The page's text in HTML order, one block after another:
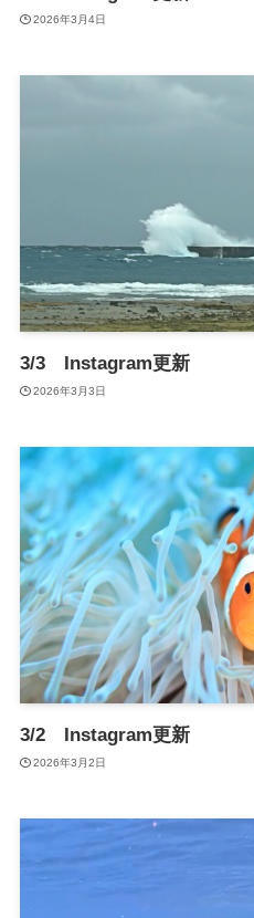
2026年3月4日
3/3 Instagram更新
2026年3月3日
3/2 Instagram更新
2026年3月2日